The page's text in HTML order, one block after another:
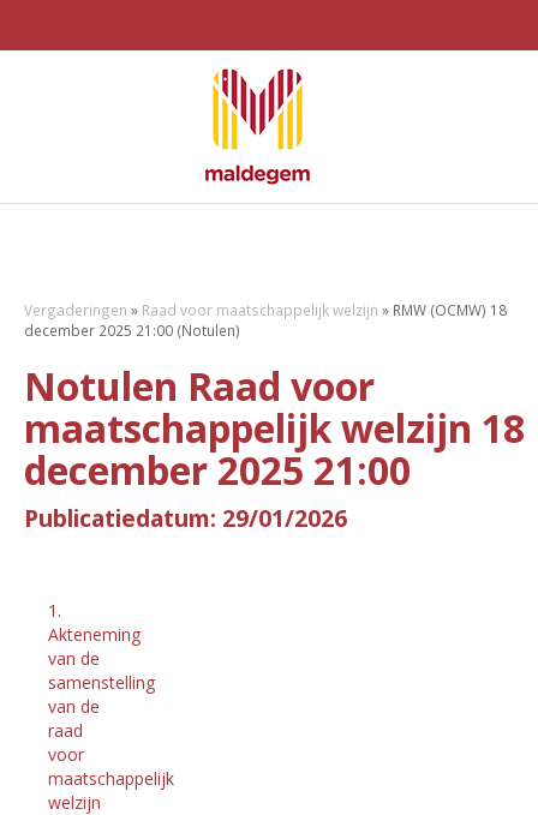
Vergaderingen » Raad voor maatschappelijk welzijn » RMW (OCMW) 18
december 2025 21:00 (Notulen)
Notulen Raad voor
maatschappelijk welzijn 18
december 2025 21:00
Publicatiedatum: 29/01/2026
1.
Akteneming
van de
samenstelling
van de
raad
voor
maatschappelijk
welzijn